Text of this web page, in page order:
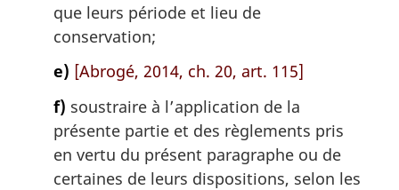
que leurs période et lieu de
conservation;
e) [Abrogé, 2014, ch. 20, art. 115]
f) soustraire à l’application de la
présente partie et des règlements pris
en vertu du présent paragraphe ou de
certaines de leurs dispositions, selon les